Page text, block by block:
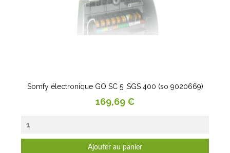
Somfy électronique GO SC 5 ,SGS 400 (so 9020669)
Prix
169,69 €
Ajouter au panier